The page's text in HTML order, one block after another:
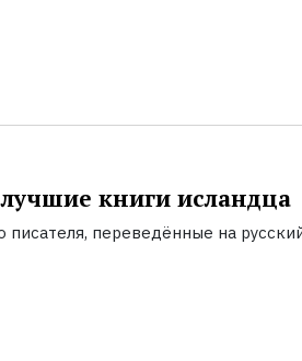
книги исландца
писателя, переведённые на